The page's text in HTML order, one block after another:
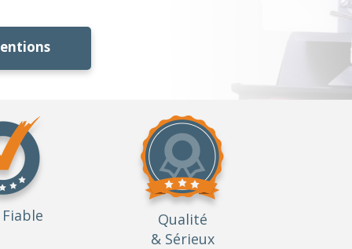
Qualité
& Sérieux